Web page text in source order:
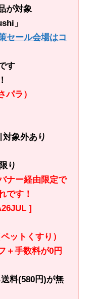
が対象
」
セール会場はコ
す
パラ）
象外あり
り
ナー経由限定で
です！
]
ットくすり）
＋手数料が0円
料(580円)が無